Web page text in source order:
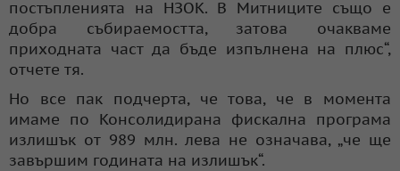
постъпленията на НЗОК. В Митниците също е
добра събираемостта, затова очакваме
приходната част да бъде изпълнена на плюс“,
отчете тя.
Но все пак подчерта, че това, че в момента
имаме по Консолидирана фискална програма
излишък от 989 млн. лева не означава, „че ще
завършим годината на излишък“.